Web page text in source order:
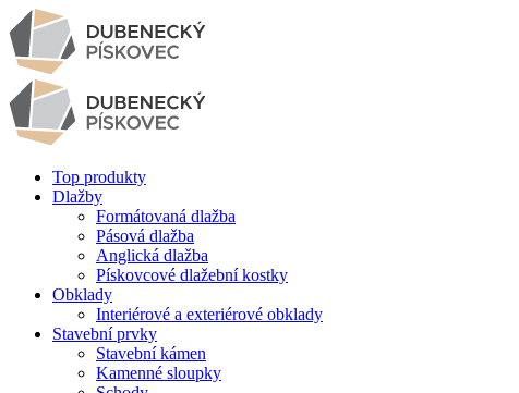
Top produkty
Dlažby
Formátovaná dlažba
Pásová dlažba
Anglická dlažba
Pískovcové dlažební kostky
Obklady
Interiérové a exteriérové obklady
Stavební prvky
Stavební kámen
Kamenné sloupky